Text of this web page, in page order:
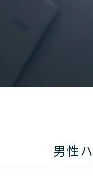
男性